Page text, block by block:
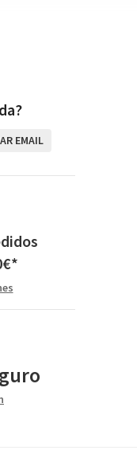
EMAIL
€*